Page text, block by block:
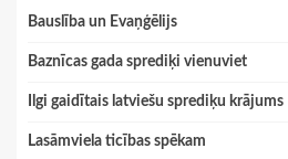
Bauslība un Evaņģēlijs
Baznīcas gada sprediķi vienuviet
Ilgi gaidītais latviešu sprediķu krājums
Lasāmviela ticības spēkam